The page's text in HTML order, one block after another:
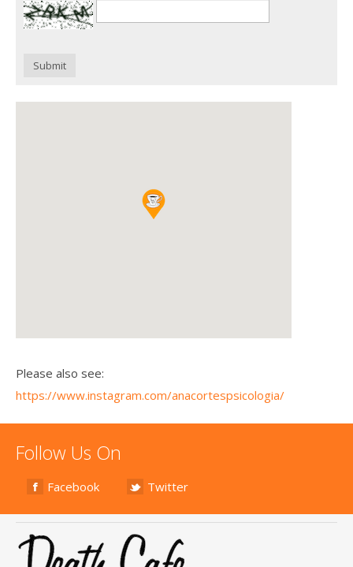
Submit
Please also see:
https://www.instagram.com/anacortespsicologia/
Follow Us On
Facebook Twitter